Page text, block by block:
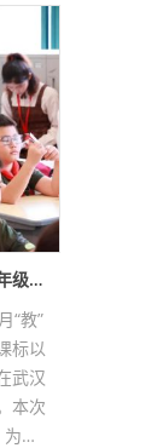
级…
“教”
标以
武汉
本次
为…